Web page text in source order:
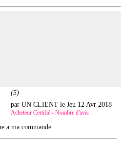
(5)
par UN CLIENT leJeu 12 Avr 2018
Acheteur Certifié - Nombre d'avis :
a ma commande